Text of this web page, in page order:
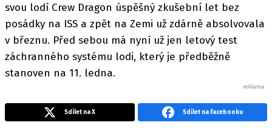
svou lodí Crew Dragon úspěšný zkušební let bez
posádky na ISS a zpět na Zemi už zdárně absolvovala
v březnu. Před sebou má nyní už jen letový test
záchranného systému lodi, který je předběžně
stanoven na 11. ledna.
Sdílet na X Sdílet na Facebooku